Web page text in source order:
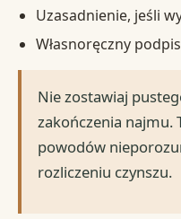
Uzasadnienie, jeśli
Własnoręczny
Nie zostawiaj
zakończenia najmu.
powodów
rozliczeniu czynszu.